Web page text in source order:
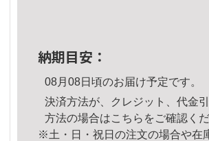
納期目安：
08月08日頃のお届け予定です。
決済方法が、クレジット、代金
方法の場合はこちら をご確認くだ
※土・日・祝日の注文の場合や在